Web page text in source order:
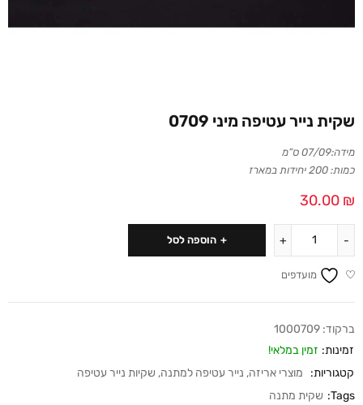
שקית נייר עטיפה מיני 0709
מידה:07/09 ס”מ
כמות: 200 יחידות במארז
30.00 ₪
הוספה לסל
מועדפים
ברקוד: 1000709
זמינות: זמין במלאי!
קטגוריות:
מוצרי אריזה, נייר עטיפה למתנה, שקיות נייר עטיפה
Tags: שקית מתנה